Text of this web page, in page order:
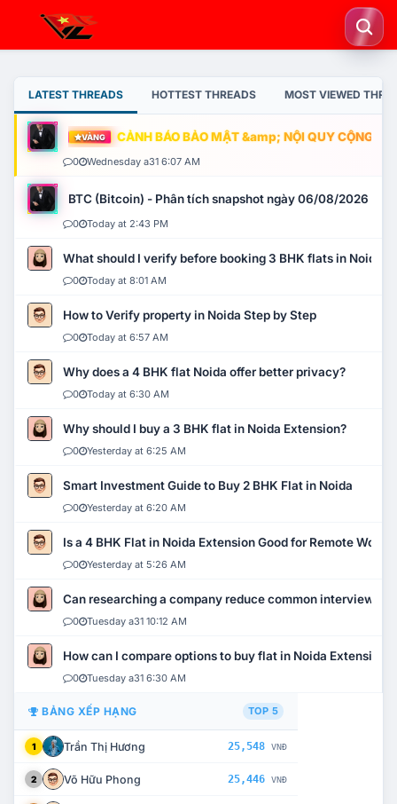
LATEST THREADS HOTTEST THREADS MOST VIEWED
VÀNG CẢNH BÁO BẢO MẬT &amp; NỘI QUY CỘNG
0 Wednesday a31 6:07 AM
BTC (Bitcoin) - Phân tích snapshot ngày 06/08/2026
0 Today at 2:43 PM
What should I verify before booking 3 BHK flats in Noida?
0 Today at 8:01 AM
How to Verify property in Noida Step by Step
0 Today at 6:57 AM
Why does a 4 BHK flat Noida offer better privacy?
0 Today at 6:30 AM
Why should I buy a 3 BHK flat in Noida Extension?
0 Yesterday at 6:25 AM
Smart Investment Guide to Buy 2 BHK Flat in Noida
0 Yesterday at 6:20 AM
Is a 4 BHK Flat in Noida Extension Good for Remote Work?
0 Yesterday at 5:26 AM
Can researching a company reduce common interview
0 Tuesday a31 10:12 AM
How can I compare options to buy flat in Noida Extension?
0 Tuesday a31 6:30 AM
BẢNG XẾP HẠNG TOP 5
1 Trần Thị Hương 25,548 VNĐ
2 Võ Hữu Phong 25,446 VNĐ